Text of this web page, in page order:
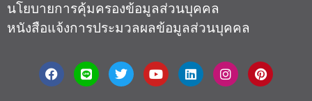
นโยบายการคุ้มครองข้อมูลส่วนบุคคล
หนังสือแจ้งการประมวลผลข้อมูลส่วนบุคคล